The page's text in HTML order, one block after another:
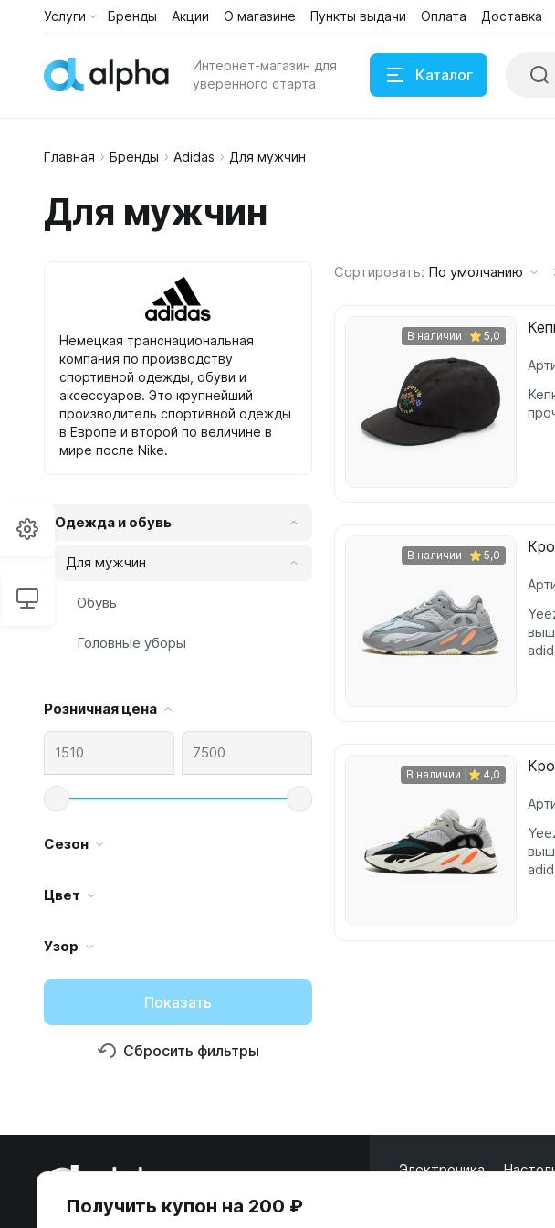
Услуги Бренды Акции О магазине Пункты выдачи Оплата Доставка
Интернет-магазин для
уверенного старта
Каталог
Главная Бренды Adidas Для мужчин
Для мужчин
Немецкая транснациональная
компания по производству
спортивной одежды, обуви и
аксессуаров. Это крупнейший
производитель спортивной одежды
в Европе и второй по величине в
мире после Nike.
Одежда и обувь
Для мужчин
Обувь
Головные уборы
Розничная цена
Сезон
Цвет
Узор
Показать
Сбросить фильтры
Сортировать: По умолчанию
В наличии 5,0
В наличии 5,0
В наличии 4,0
ООО «Некстайп» 2026 © Все права
Электроника
Получить купон на 200 ₽